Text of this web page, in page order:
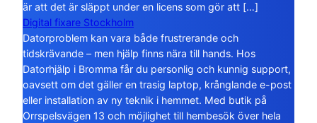
är att det är släppt under en licens som gör att […]
Digital fixare Stockholm
Datorproblem kan vara både frustrerande och
tidskrävande – men hjälp finns nära till hands. Hos
Datorhjälp i Bromma får du personlig och kunnig support,
oavsett om det gäller en trasig laptop, krånglande e-post
eller installation av ny teknik i hemmet. Med butik på
Orrspelsvägen 13 och möjlighet till hembesök över hela